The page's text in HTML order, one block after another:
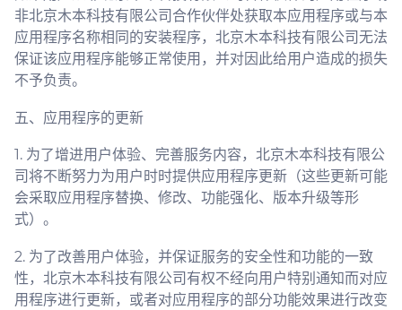
非北京木本科技有限公司合作伙伴处获取本应用程序或与本
应用程序名称相同的安装程序，北京木本科技有限公司无法
保证该应用程序能够正常使用，并对因此给用户造成的损失
不予负责。
五、应用程序的更新
1. 为了增进用户体验、完善服务内容，北京木本科技有限公
司将不断努力为用户时时提供应用程序更新（这些更新可能
会采取应用程序替换、修改、功能强化、版本升级等形
式）。
2. 为了改善用户体验，并保证服务的安全性和功能的一致
性，北京木本科技有限公司有权不经向用户特别通知而对应
用程序进行更新，或者对应用程序的部分功能效果进行改变